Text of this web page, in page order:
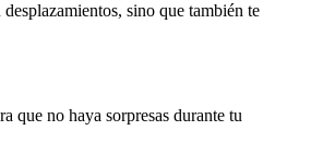
sino que también te
que no haya sorpresas durante tu